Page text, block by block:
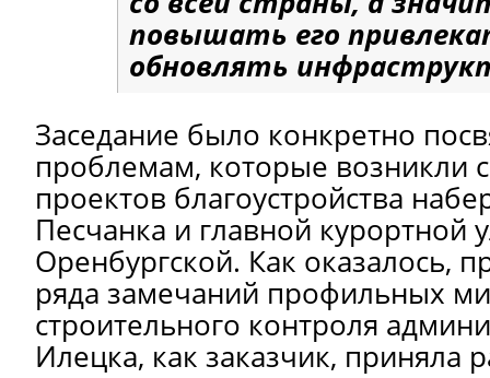
повышать его
обновлять
Заседание было конкретно
проблемам, которые возникли
проектов благоустройства
Песчанка и главной курортной
Оренбургской. Как оказалось,
ряда замечаний профильных
строительного контроля
Илецка, как заказчик, приняла